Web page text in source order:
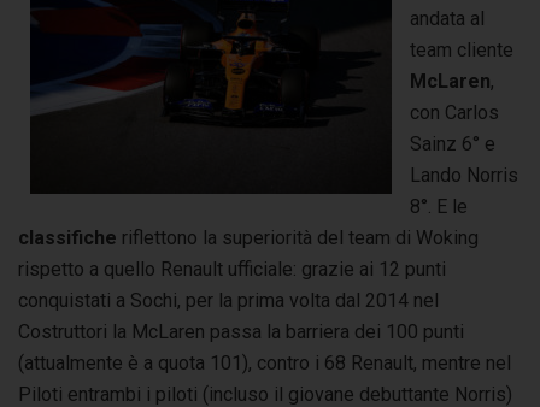
andata al
team cliente
McLaren,
con Carlos
Sainz 6° e
Lando Norris
8°. E le
classifiche riflettono la superiorità del team di Woking
rispetto a quello Renault ufficiale: grazie ai 12 punti
conquistati a Sochi, per la prima volta dal 2014 nel
Costruttori la McLaren passa la barriera dei 100 punti
(attualmente è a quota 101), contro i 68 Renault, mentre nel
Piloti entrambi i piloti (incluso il giovane debuttante Norris)